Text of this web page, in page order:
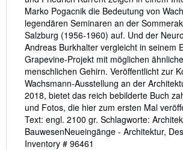
Marko Pogacnik die Bedeutung von
legendären Seminaren an der
Salzburg (1956-1960) auf. Und der
Andreas Burkhalter vergleicht in seinem
Grapevine-Projekt mit möglichen
menschlichen Gehirn. Veröffentlicht zur
Wachsmann-Ausstellung an der
2018, bietet das reich bebilderte Buch
und Fotos, die hier zum ersten Mal
Text: engl. 2100 gr. Schlagworte:
BauwesenNeueingänge - Architektur,
Inventory # 96461